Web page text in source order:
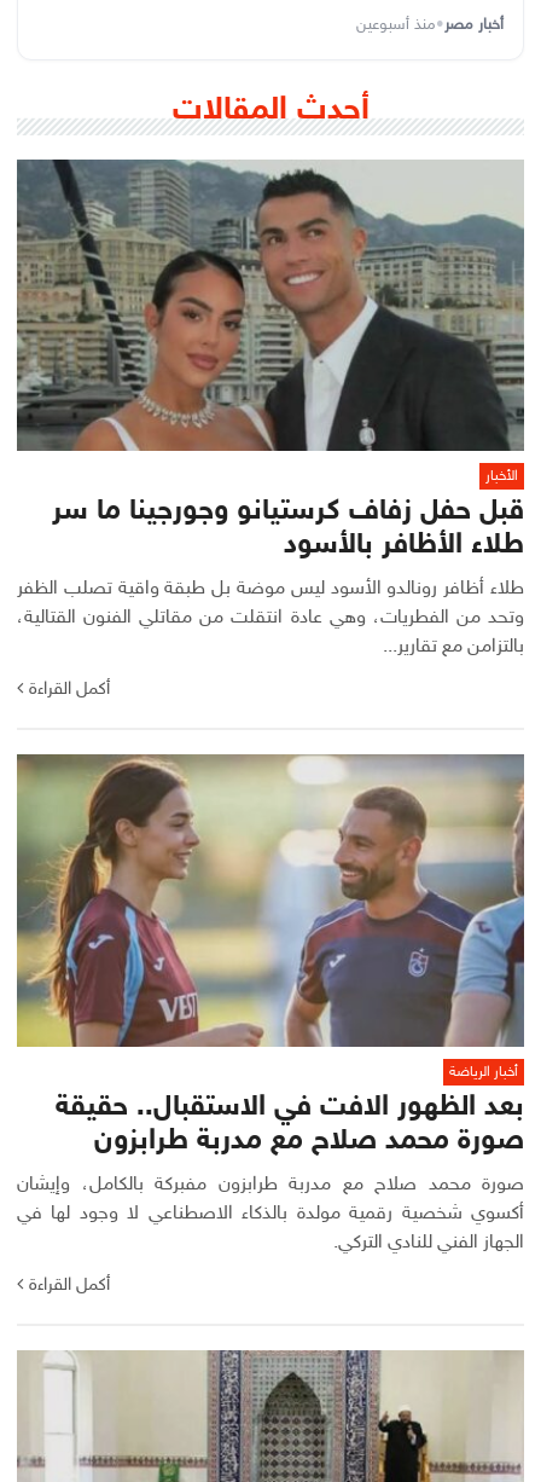
أخبار مصر•منذ أسبوعين
أحدث المقالات
الأخبار
قبل حفل زفاف كرستيانو وجورجينا ما سر
طلاء الأظافر بالأسود
طلاء أظافر رونالدو الأسود ليس موضة بل طبقة واقية تصلب الظفر
وتحد من الفطريات، وهي عادة انتقلت من مقاتلي الفنون القتالية،
بالتزامن مع تقارير...
أكمل القراءة
أخبار الرياضة
بعد الظهور الافت في الاستقبال.. حقيقة
صورة محمد صلاح مع مدربة طرابزون
صورة محمد صلاح مع مدربة طرابزون مفبركة بالكامل، وإيشان
أكسوي شخصية رقمية مولدة بالذكاء الاصطناعي لا وجود لها في
الجهاز الفني للنادي التركي.
أكمل القراءة